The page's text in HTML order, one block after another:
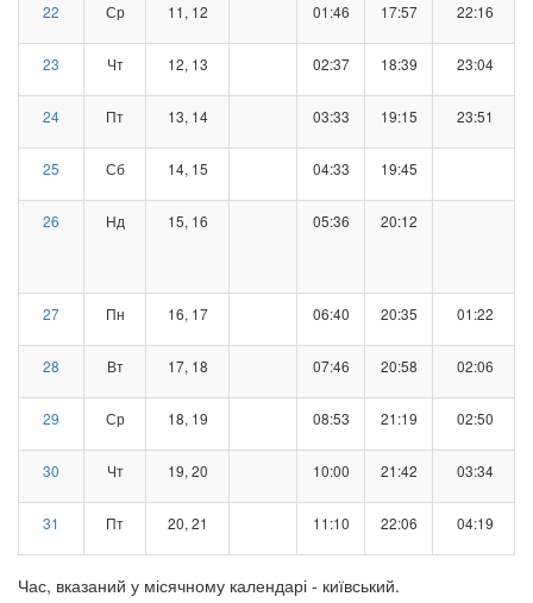
22 Ср 11, 12 01:46 17:57 22:16
23 Чт 12, 13 02:37 18:39 23:04
24 Пт 13, 14 03:33 19:15 23:51
25 Сб 14, 15 04:33 19:45
26 Нд 15, 16 05:36 20:12
27 Пн 16, 17 06:40 20:35 01:22
28 Вт 17, 18 07:46 20:58 02:06
29 Ср 18, 19 08:53 21:19 02:50
30 Чт 19, 20 10:00 21:42 03:34
31 Пт 20, 21 11:10 22:06 04:19
Час, вказаний у місячному календарі - київський.